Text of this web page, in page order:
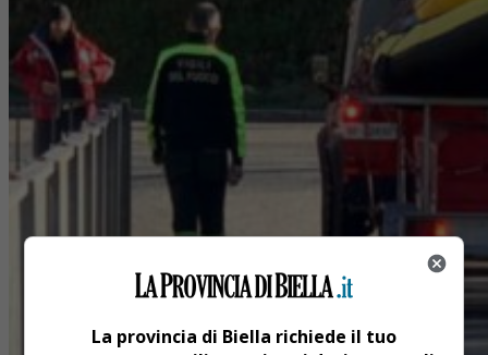
La provincia di Biella richiede il tuo